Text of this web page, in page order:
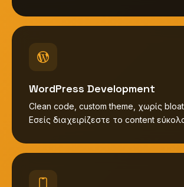
WordPress Development
Clean code, custom theme, χωρίς
Εσείς διαχειρίζεστε το content